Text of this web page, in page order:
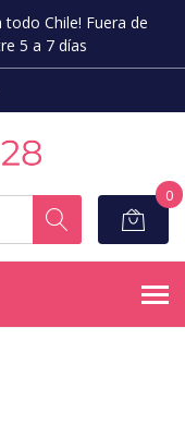
Chile! Fuera de
5 a 7 días
0